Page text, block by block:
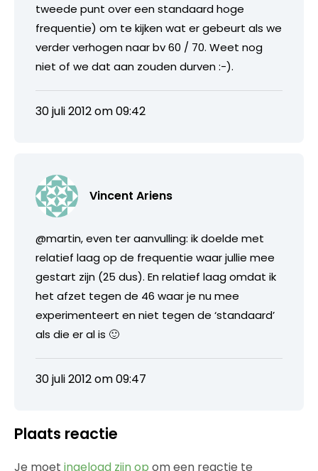
tweede punt over een standaard hoge
frequentie) om te kijken wat er gebeurt als we
verder verhogen naar bv 60 / 70. Weet nog
niet of we dat aan zouden durven :-).
30 juli 2012 om 09:42
Vincent Ariens
@martin, even ter aanvulling: ik doelde met
relatief laag op de frequentie waar jullie mee
gestart zijn (25 dus). En relatief laag omdat ik
het afzet tegen de 46 waar je nu mee
experimenteert en niet tegen de ‘standaard’
als die er al is 🙂
30 juli 2012 om 09:47
Plaats reactie
Je moet ingelogd zijn op om een reactie te